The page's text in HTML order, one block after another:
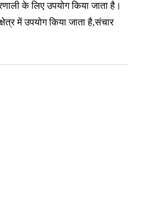
के लिए उपयोग किया जाता है।
में उपयोग किया जाता है,संचार